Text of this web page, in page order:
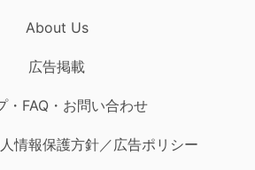
About Us
広告掲載
・FAQ・お問い合わせ
情報保護方針／広告ポリシー